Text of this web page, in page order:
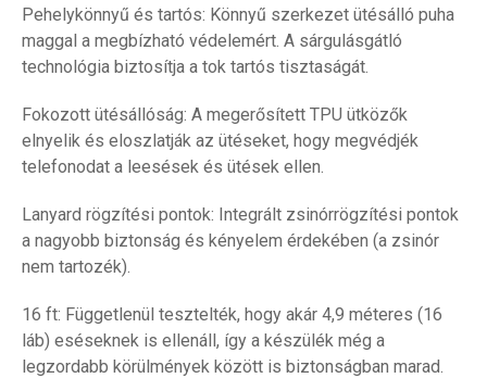
Pehelykönnyű és tartós: Könnyű szerkezet ütésálló puha
maggal a megbízható védelemért. A sárgulásgátló
technológia biztosítja a tok tartós tisztaságát.
Fokozott ütésállóság: A megerősített TPU ütközők
elnyelik és eloszlatják az ütéseket, hogy megvédjék
telefonodat a leesések és ütések ellen.
Lanyard rögzítési pontok: Integrált zsinórrögzítési pontok
a nagyobb biztonság és kényelem érdekében (a zsinór
nem tartozék).
16 ft: Függetlenül tesztelték, hogy akár 4,9 méteres (16
láb) eséseknek is ellenáll, így a készülék még a
legzordabb körülmények között is biztonságban marad.